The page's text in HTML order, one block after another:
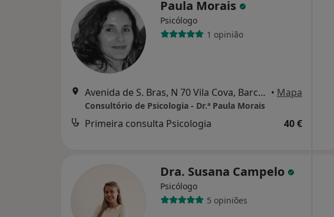
Paula Morais
Psicólogo
1 opinião
Avenida de S. Bras, N 70 Vila Cova, Barcelos • Mapa
Consultório de Psicologia - Dr.ª Paula Morais
Primeira consulta Psicologia 40 €
Dra. Susana Campelo
Psicólogo
5 opiniões